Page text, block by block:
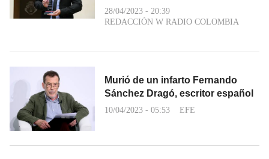
28/04/2023 - 20:39
REDACCIÓN W RADIO COLOMBIA
Murió de un infarto Fernando
Sánchez Dragó, escritor español
10/04/2023 - 05:53 EFE